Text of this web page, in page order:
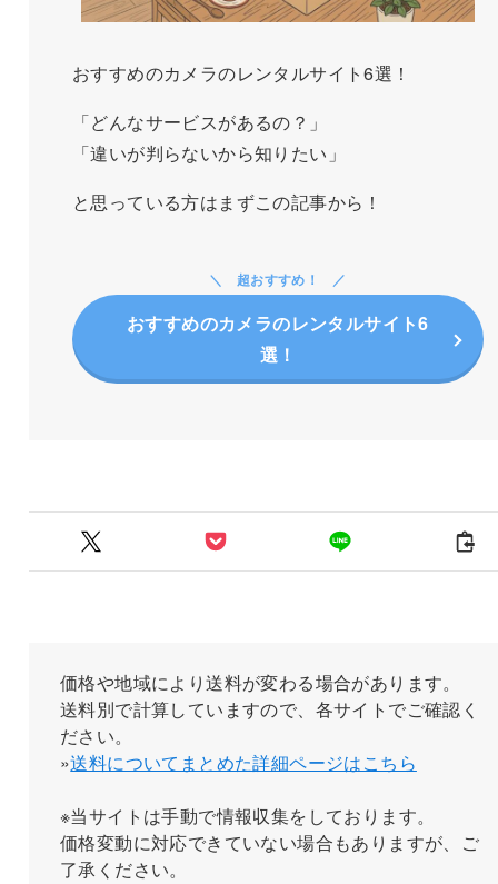
おすすめのカメラのレンタルサイト6選！
「どんなサービスがあるの？」
「違いが判らないから知りたい」
と思っている方はまずこの記事から！
超おすすめ！
おすすめのカメラのレンタルサイト6
選！
価格や地域により送料が変わる場合があります。
送料別で計算していますので、各サイトでご確認く
ださい。
»送料についてまとめた詳細ページはこちら
※当サイトは手動で情報収集をしております。
価格変動に対応できていない場合もありますが、ご
了承ください。